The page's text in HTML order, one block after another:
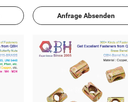
SchwenknussAnfrage Absenden